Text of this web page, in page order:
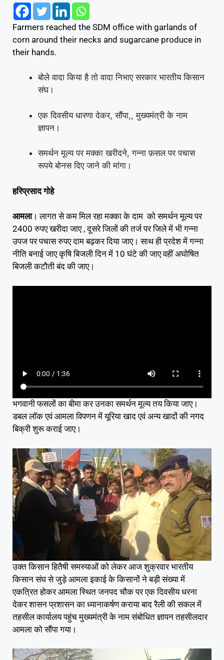
Farmers reached the SDM office with garlands of
corn around their necks and sugarcane produce in
their hands.
बोले वादा किया है तो वादा निभाए सरकार भारतीय किसान
संघ।
एक दिवसीय धारणा देकर, सौंपा,, मुख्यमंत्री के नाम
ज्ञापन।
समर्थन मूल्य पर मक्का खरीदने, गन्ना फ़सल पर पचास
रूपये बोनस दिए जाने की मांगा।
हरिप्रसाद गोहे
आमला। लागत से कम मिल रहा मक्का के दाम को समर्थन मूल्य पर
2400 रुपए खरीदा जाए , दूसरे जिलों की तर्ज पर जिले में भी गन्ना
उपज पर पचास रुपए दाम बढ़कर दिया जाए। साथ ही प्रदेश में गन्ना
नीति बनाई जाए कृषि बिजली दिन में 10 घंटे की जाए वहीं अघोषित
बिजली कटौती बंद की जाए।
भगवानी फसलों का बीमा कर उनका समर्थन मूल्य तय किया जाए।
डबल लॉक एवं आमला विपणन में यूरिया खाद एवं अन्य खादों की नगद
बिक्री शुरू कराई जाए।
उक्त किसान हितैषी समस्याओं को लेकर आज शुक्रवार भारतीय
किसान संघ से जुड़े आमला इकाई के किसानों ने बड़ी संख्या में
एकत्रित होकर आमला स्थित जनपद चौक पर एक दिवसीय धरना
देकर शासन प्रशासन का ध्यानाकर्षण कराया बाद रैली की सकल में
तहसील कार्यालय पहुंच मुख्यमंत्री के नाम संबोधित ज्ञापन तहसीलदार
आमला को सौंपा गया।